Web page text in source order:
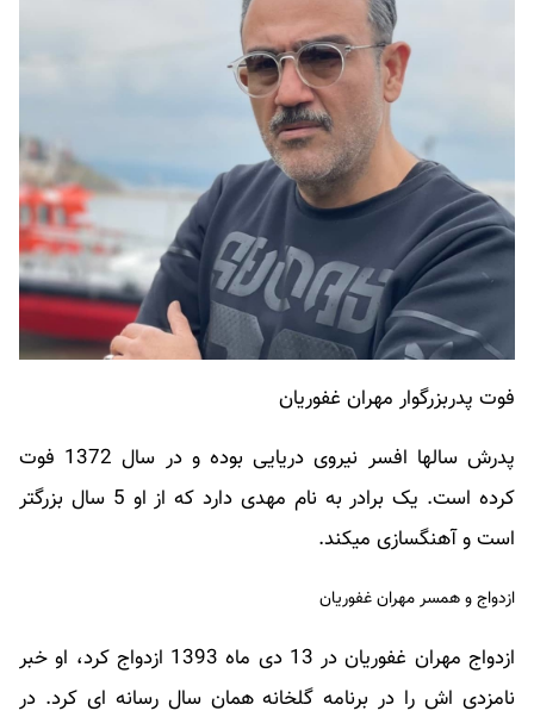
فوت پدربزرگوار مهران غفوریان
پدرش سالها افسر نیروی دریایی بوده و در سال 1372 فوت
کرده است. یک برادر به نام مهدی دارد که از او 5 سال بزرگتر
است و آهنگسازی میکند.
ازدواج و همسر مهران غفوریان
ازدواج مهران غفوریان در 13 دی ماه 1393 ازدواج کرد، او خبر
نامزدی اش را در برنامه گلخانه همان سال رسانه ای کرد. در